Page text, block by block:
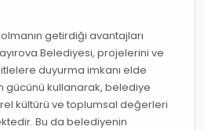
getirdiği avantajları
Belediyesi, projelerini ve
duyurma imkanı elde
gücünü kullanarak, belediye
kültürü ve toplumsal değerleri
Bu da belediyenin